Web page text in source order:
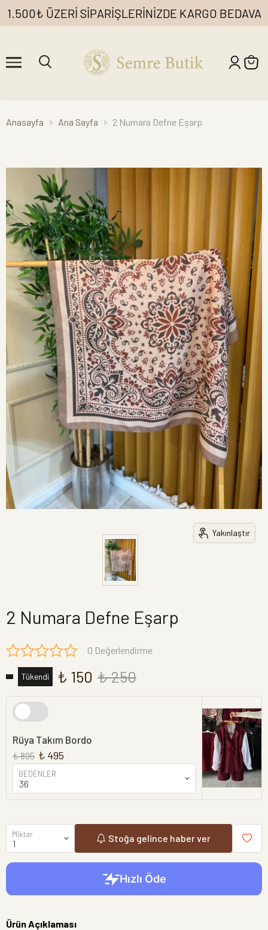
1.500₺ ÜZERİ SİPARİŞLERİNİZDE KARGO BEDAVA
Anasayfa Ana Sayfa 2 Numara Defne Eşarp
Yakınlaştır
2 Numara Defne Eşarp
0 Değerlendirme
Tükendi ₺ 150 ₺ 250
Rüya Takım Bordo
₺ 895 ₺ 495
BEDENLER
Miktar Stoğa gelince haber ver
Ürün Açıklaması